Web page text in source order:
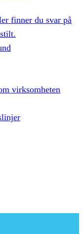
finner du svar på
virksomheten